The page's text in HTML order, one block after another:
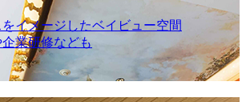
イメージしたベイビュー空間
業研修なども